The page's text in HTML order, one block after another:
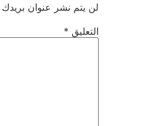
لن يتم نشر عنوان بريدك
التعليق *